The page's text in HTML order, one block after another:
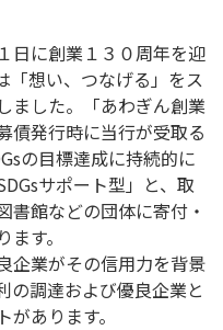
日に創業１３０周年を迎
「想い、つなげる」をス
ました。「あわぎん創業
債発行時に当行が受取る
の目標達成に持続的に
サポート型」と、取
書館などの団体に寄付・
す。
企業がその信用力を背景
の調達および優良企業と
あります。